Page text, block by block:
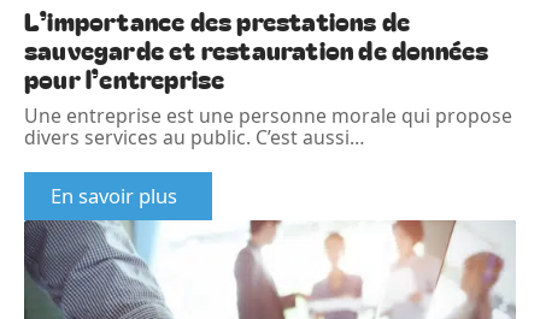
L’importance des prestations de
sauvegarde et restauration de données
pour l’entreprise
Une entreprise est une personne morale qui propose
divers services au public. C’est aussi…
En savoir plus